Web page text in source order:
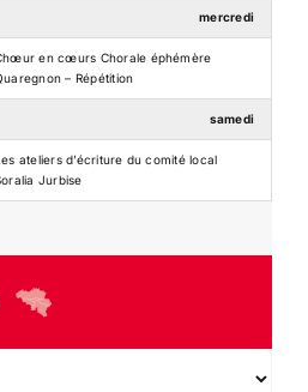
mercredi
en cœurs Chorale éphémère
– Répétition
samedi
ateliers d’écriture du comité local
Jurbise